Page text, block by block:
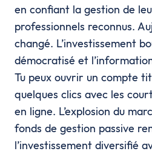
en confiant la gestion de
professionnels reconnus.
changé. L’investissement
démocratisé et
Tu peux ouvrir un compte
quelques clics avec les
en ligne. L’explosion du
fonds de gestion passive
l’investissement diversifié